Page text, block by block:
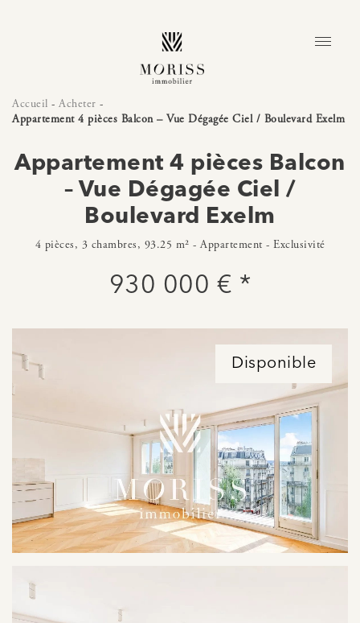
Accueil - Acheter -
Appartement 4 pièces Balcon – Vue Dégagée Ciel / Boulevard Exelm
Appartement 4 pièces Balcon
– Vue Dégagée Ciel /
Boulevard Exelm
4 pièces, 3 chambres, 93.25 m² - Appartement - Exclusivité
930 000 € *
Disponible